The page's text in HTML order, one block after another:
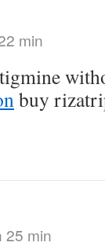
min
buy
25 min